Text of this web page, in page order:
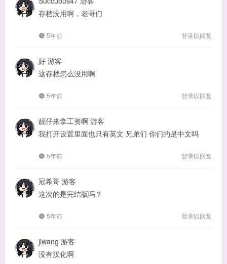
存档没用啊，老哥们
5年前 登录以回复
好 游客
这存档怎么没用啊
5年前 登录以回复
靓仔来拿工资啊 游客
我打开设置里面也只有英文 兄弟们 你们的是中文吗
5年前 登录以回复
冠希哥 游客
这次的是完结版吗？
5年前 登录以回复
jiwang 游客
没有汉化啊